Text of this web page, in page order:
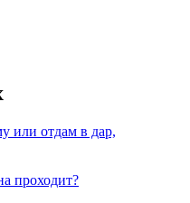
или отдам в дар,
проходит?